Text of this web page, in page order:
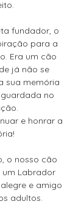
fundador, o
para a
Era um cão
já não se
sua memória
no
e honrar a
o nosso cão
um Labrador
e amigo
adultos.